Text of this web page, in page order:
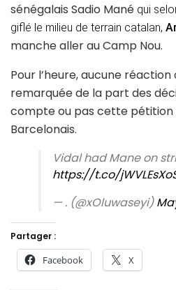
sénégalais Sadio Mané qui
giflé le milieu de terrain catalan,
manche aller au Camp Nou.
Pour l’heure, aucune réaction
remarquée de la part des
compte ou pas cette pétition
Barcelonais.
Vidal had Mane on
https://t.co/
— . (@xOluwaseyi)
Partager :
Facebook X